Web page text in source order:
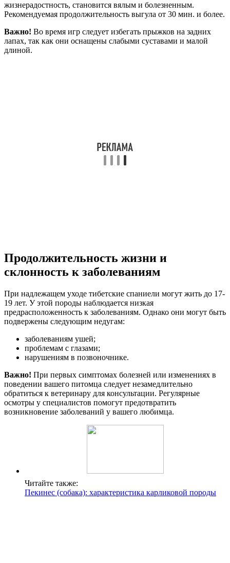
жизнерадостность, становится вялым и болезненным.
Рекомендуемая продолжительность выгула от 30 мин. и более.
Важно! Во время игр следует избегать прыжков на задних
лапах, так как они оснащены слабыми суставами и малой
длиной.
Продолжительность жизни и
склонность к заболеваниям
При надлежащем уходе тибетские спаниели могут жить до 17-
19 лет. У этой породы наблюдается низкая
предрасположенность к заболеваниям. Однако они могут быть
подвержены следующим недугам:
заболеваниям ушей;
проблемам с глазами;
нарушениям в позвоночнике.
Важно! При первых симптомах болезней или изменениях в
поведении вашего питомца следует незамедлительно
обратиться к ветеринару для консультации. Регулярные
осмотры у специалистов помогут предотвратить
возникновение заболеваний у вашего любимца.
Читайте также:
Пекинес (собака): характеристика карликовой породы